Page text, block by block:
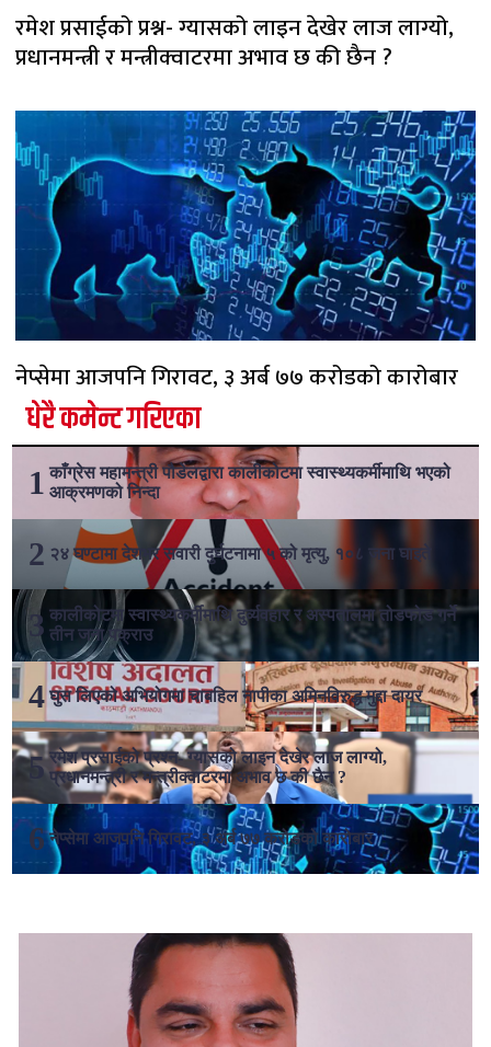
रमेश प्रसाईको प्रश्न- ग्यासको लाइन देखेर लाज लाग्यो,
प्रधानमन्त्री र मन्त्रीक्वाटरमा अभाव छ की छैन ?
नेप्सेमा आजपनि गिरावट, ३ अर्ब ७७ करोडको कारोबार
धेरै कमेन्ट गरिएका
काँग्रेस महामन्त्री पौडेलद्वारा कालीकोटमा स्वास्थ्यकर्मीमाथि भएको
आक्रमणको निन्दा
२४ घण्टामा देशभर सवारी दुर्घटनामा ५ को मृत्यु, १०८ जना घाइते
कालीकोटमा स्वास्थ्यकर्मीमाथि दुर्व्यवहार र अस्पतालमा तोडफोड गर्ने
तीन जना पक्राउ
घुस लिएको अभियोगमा चाबहिल नापीका अमिनविरुद्ध मुद्दा दायर
रमेश प्रसाईको प्रश्न- ग्यासको लाइन देखेर लाज लाग्यो,
प्रधानमन्त्री र मन्त्रीक्वाटरमा अभाव छ की छैन ?
नेप्सेमा आजपनि गिरावट, ३ अर्ब ७७ करोडको कारोबार